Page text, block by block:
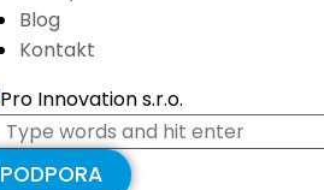
Blog
Kontakt
PODPORA